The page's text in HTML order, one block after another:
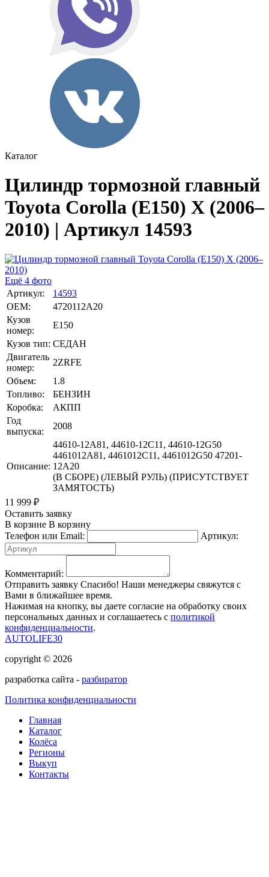
Каталог
Цилиндр тормозной главный
Toyota Corolla (E150) X (2006–
2010) | Артикул 14593
Ещё 4 фото
Артикул:
14593
OEM:
4720112A20
Кузов
номер:
E150
Кузов тип: СЕДАН
Двигатель
номер:
2ZRFE
Объем:
1.8
Топливо:
БЕНЗИН
Коробка:
АКПП
Год
выпуска:
2008
Описание:
44610-12A81, 44610-12C11, 44610-12G50
4461012A81, 4461012C11, 4461012G50 47201-
12A20
(В СБОРЕ) (ЛЕВЫЙ РУЛЬ) (ПРИСУТСТВУЕТ
ЗАМЯТОСТЬ)
11 999 ₽
Оставить заявку
В корзине В корзину
Телефон или Email:
Артикул:
Комментарий:
Отправить заявку Спасибо! Наши менеджеры свяжутся с
Вами в ближайшее время.
Нажимая на кнопку, вы даете согласие на обработку своих
персональных данных и соглашаетесь с политикой
конфиденциальности.
AUTOLIFE30
copyright © 2026
разработка сайта - разбиратор
Политика конфиденциальности
Главная
Каталог
Колёса
Регионы
Выкуп
Контакты